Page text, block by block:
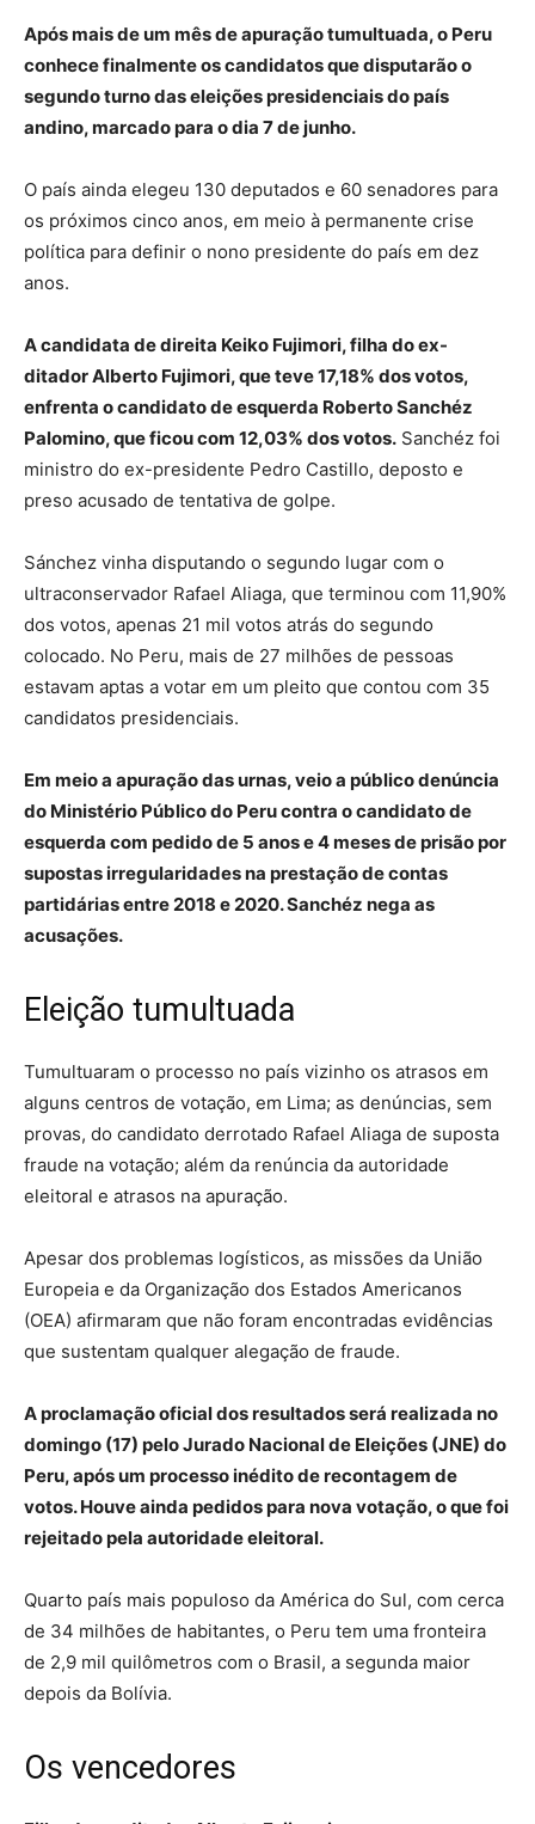
Após mais de um mês de apuração tumultuada, o Peru
conhece finalmente os candidatos que disputarão o
segundo turno das eleições presidenciais do país
andino, marcado para o dia 7 de junho.
O país ainda elegeu 130 deputados e 60 senadores para
os próximos cinco anos, em meio à permanente crise
política para definir o nono presidente do país em dez
anos.
A candidata de direita Keiko Fujimori, filha do ex-
ditador Alberto Fujimori, que teve 17,18% dos votos,
enfrenta o candidato de esquerda Roberto Sanchéz
Palomino, que ficou com 12,03% dos votos. Sanchéz foi
ministro do ex-presidente Pedro Castillo, deposto e
preso acusado de tentativa de golpe.
Sánchez vinha disputando o segundo lugar com o
ultraconservador Rafael Aliaga, que terminou com 11,90%
dos votos, apenas 21 mil votos atrás do segundo
colocado. No Peru, mais de 27 milhões de pessoas
estavam aptas a votar em um pleito que contou com 35
candidatos presidenciais.
Em meio a apuração das urnas, veio a público denúncia
do Ministério Público do Peru contra o candidato de
esquerda com pedido de 5 anos e 4 meses de prisão por
supostas irregularidades na prestação de contas
partidárias entre 2018 e 2020. Sanchéz nega as
acusações.
Eleição tumultuada
Tumultuaram o processo no país vizinho os atrasos em
alguns centros de votação, em Lima; as denúncias, sem
provas, do candidato derrotado Rafael Aliaga de suposta
fraude na votação; além da renúncia da autoridade
eleitoral e atrasos na apuração.
Apesar dos problemas logísticos, as missões da União
Europeia e da Organização dos Estados Americanos
(OEA) afirmaram que não foram encontradas evidências
que sustentam qualquer alegação de fraude.
A proclamação oficial dos resultados será realizada no
domingo (17) pelo Jurado Nacional de Eleições (JNE) do
Peru, após um processo inédito de recontagem de
votos. Houve ainda pedidos para nova votação, o que foi
rejeitado pela autoridade eleitoral.
Quarto país mais populoso da América do Sul, com cerca
de 34 milhões de habitantes, o Peru tem uma fronteira
de 2,9 mil quilômetros com o Brasil, a segunda maior
depois da Bolívia.
Os vencedores